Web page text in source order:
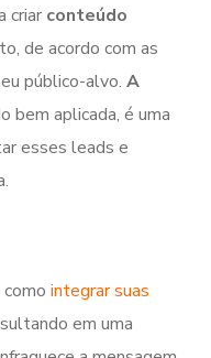
criar conteúdo
de acordo com as
público-alvo. A
bem aplicada, é uma
esses leads e
integrar suas
em uma